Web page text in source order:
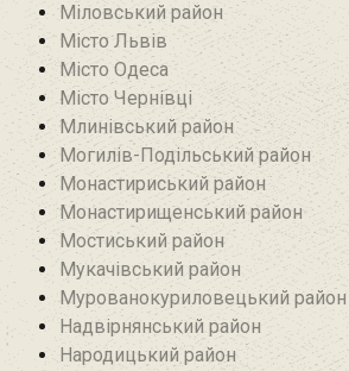
Міловський район‎
Місто Львів
Місто Одеса
Місто Чернівці
Млинівський район‎
Могилів-Подільський район
Монастириський район
Монастирищенський район
Мостиський район
Мукачівський район
Мурованокуриловецький район
Надвірнянський район
Народицький район‎